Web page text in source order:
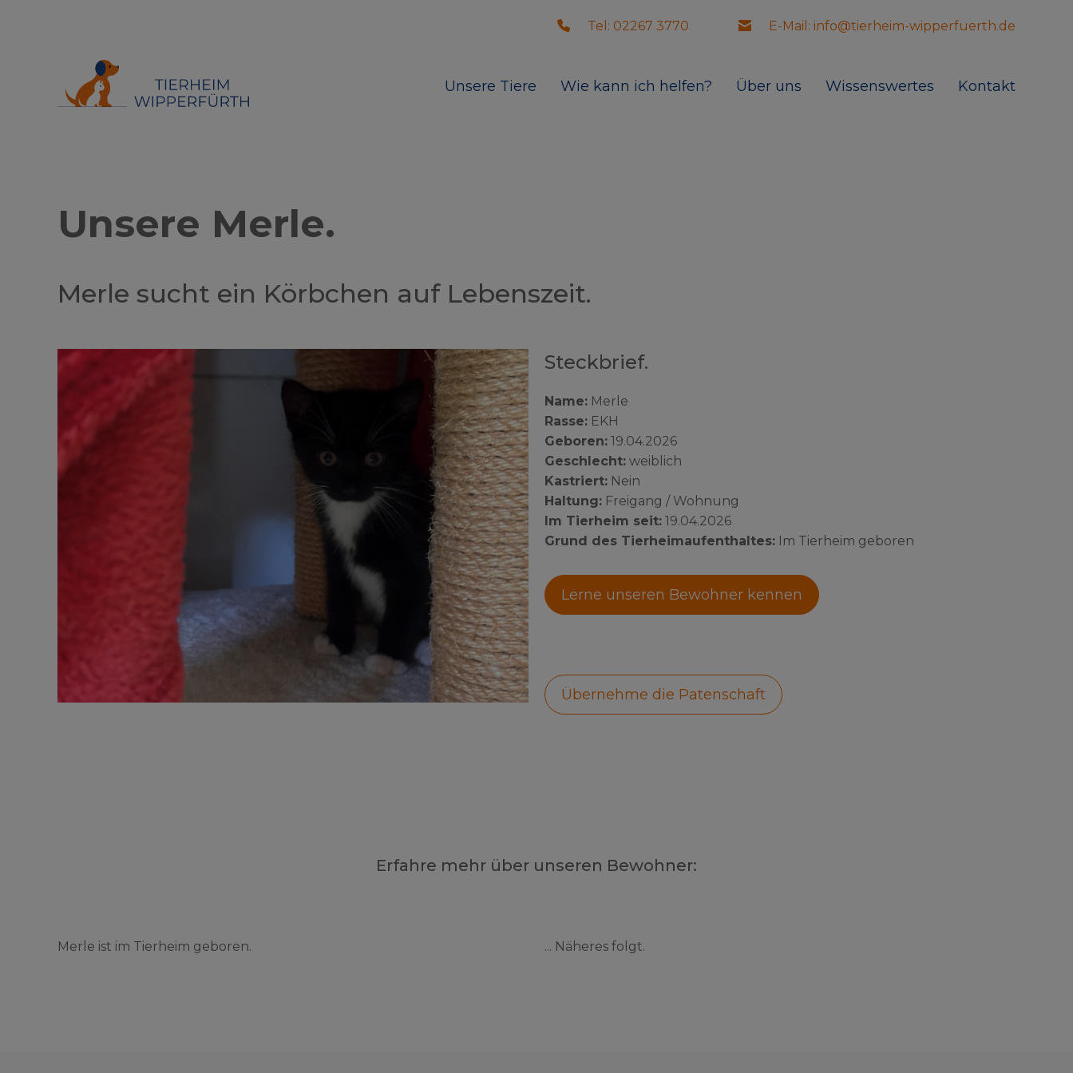
Tel: 02267 3770 E-Mail: info@tierheim-wipperfuerth.de
Unsere Tiere Wie kann ich helfen? Über uns Wissenswertes Kontakt
Unsere Merle.
Merle sucht ein Körbchen auf Lebenszeit.
Steckbrief.
Name: Merle
Rasse: EKH
Geboren: 19.04.2026
Geschlecht: weiblich
Kastriert: Nein
Haltung: Freigang / Wohnung
Im Tierheim seit: 19.04.2026
Grund des Tierheimaufenthaltes: Im Tierheim geboren
Lerne unseren Bewohner kennen
Übernehme die Patenschaft
Erfahre mehr über unseren Bewohner:
Merle ist im Tierheim geboren. ... Näheres folgt.